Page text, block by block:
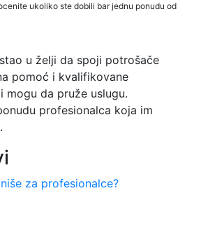
ukoliko ste dobili bar jednu ponudu od
u želji da spoji potrošače
pomoć i kvalifikovane
mogu da pruže uslugu.
profesionalca koja im
za profesionalce?